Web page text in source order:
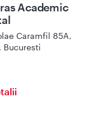
Academic
Caramfil 85A,
Bucuresti